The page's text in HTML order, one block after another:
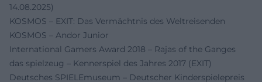
14.08.2025)
KOSMOS – EXIT: Das Vermächtnis des Weltreisenden
KOSMOS – Andor Junior
International Gamers Award 2018 – Rajas of the Ganges
das spielzeug – Kennerspiel des Jahres 2017 (EXIT)
Deutsches SPIELEmuseum – Deutscher Kinderspielepreis